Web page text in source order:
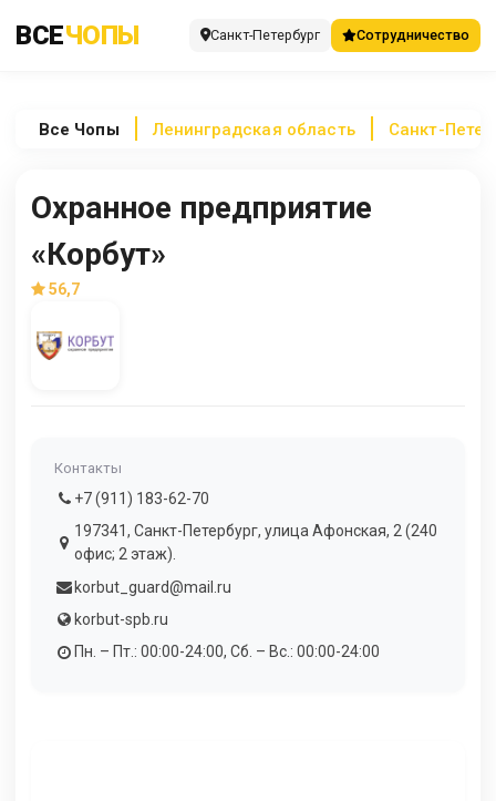
ВСЕЧОПЫ Санкт-Петербург Сотрудничество
Все Чопы Ленинградская область Санкт-
Охранное предприятие
«Корбут»
56,7
Контакты
+7 (911) 183-62-70
197341, Санкт-Петербург, улица Афонская, 2 (240
офис; 2 этаж).
korbut_guard@mail.ru
korbut-spb.ru
Пн. – Пт.: 00:00-24:00, Сб. – Вс.: 00:00-24:00